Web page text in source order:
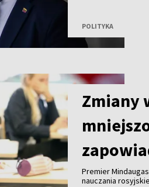
POLITYKA
Zmiany
Premier
nauczania